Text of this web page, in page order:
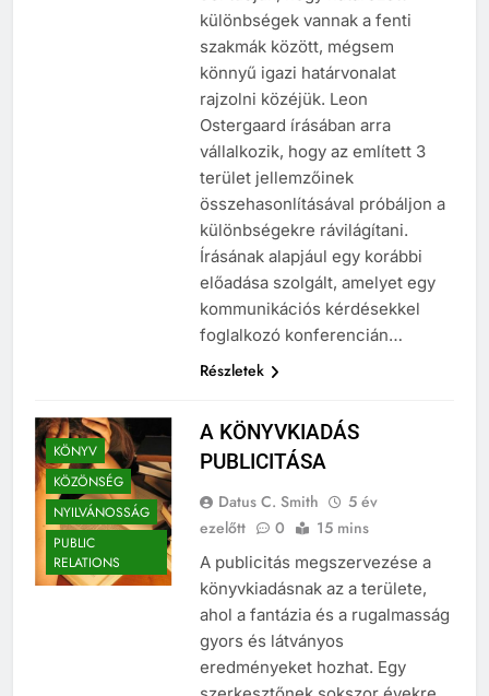
Jól tudjuk, hogy határozott
különbségek vannak a fenti
szakmák között, mégsem
könnyű igazi határvonalat
rajzolni közéjük. Leon
Ostergaard írásában arra
vállalkozik, hogy az említett 3
terület jellemzőinek
összehasonlításával próbáljon a
különbségekre rávilágítani.
Írásának alapjául egy korábbi
előadása szolgált, amelyet egy
kommunikációs kérdésekkel
KÖNYV
KÖZÖNSÉG
NYILVÁNOSSÁG
PUBLIC
RELATIONS
A KÖNYVKIADÁS
Datus C. Smith
5 év
A publicitás megszervezése a
könyvkiadásnak az a területe,
ahol a fantázia és a rugalmasság
gyors és látványos
eredményeket hozhat. Egy